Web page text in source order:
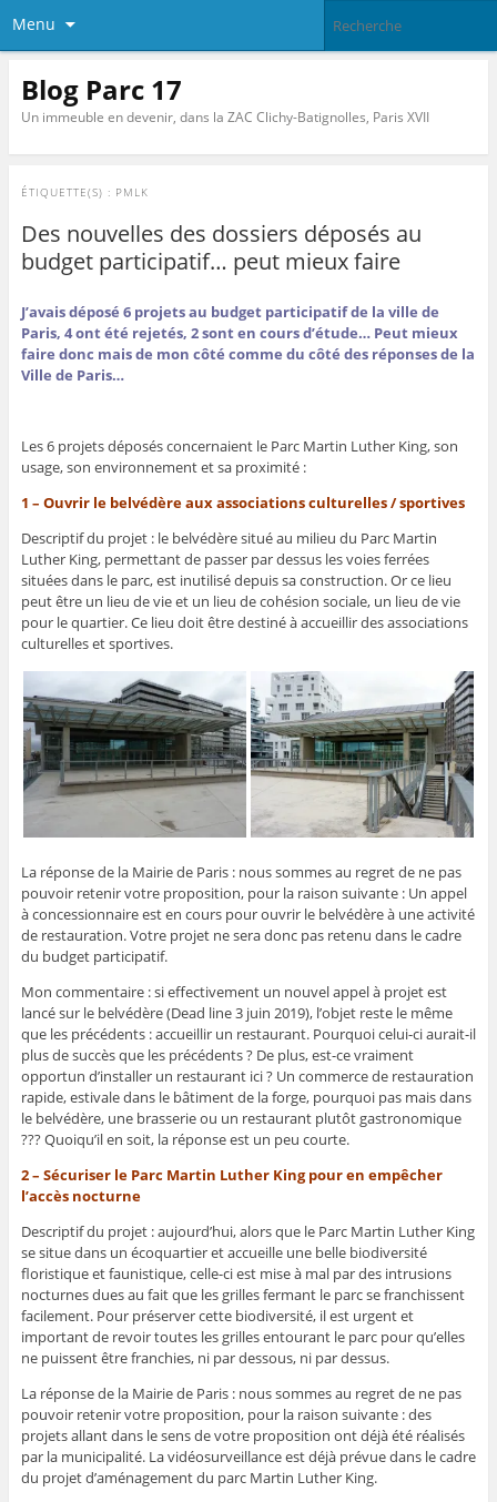
Menu
Blog Parc 17
Un immeuble en devenir, dans la ZAC Clichy-Batignolles, Paris XVII
ÉTIQUETTE(S) : PMLK
Des nouvelles des dossiers déposés au
budget participatif… peut mieux faire
J’avais déposé 6 projets au budget participatif de la ville de
Paris, 4 ont été rejetés, 2 sont en cours d’étude… Peut mieux
faire donc mais de mon côté comme du côté des réponses de la
Ville de Paris…
Les 6 projets déposés concernaient le Parc Martin Luther King, son
usage, son environnement et sa proximité :
1 – Ouvrir le belvédère aux associations culturelles / sportives
Descriptif du projet : le belvédère situé au milieu du Parc Martin
Luther King, permettant de passer par dessus les voies ferrées
situées dans le parc, est inutilisé depuis sa construction. Or ce lieu
peut être un lieu de vie et un lieu de cohésion sociale, un lieu de vie
pour le quartier. Ce lieu doit être destiné à accueillir des associations
culturelles et sportives.
La réponse de la Mairie de Paris : nous sommes au regret de ne pas
pouvoir retenir votre proposition, pour la raison suivante : Un appel
à concessionnaire est en cours pour ouvrir le belvédère à une activité
de restauration. Votre projet ne sera donc pas retenu dans le cadre
du budget participatif.
Mon commentaire : si effectivement un nouvel appel à projet est
lancé sur le belvédère (Dead line 3 juin 2019), l’objet reste le même
que les précédents : accueillir un restaurant. Pourquoi celui-ci aurait-il
plus de succès que les précédents ? De plus, est-ce vraiment
opportun d’installer un restaurant ici ? Un commerce de restauration
rapide, estivale dans le bâtiment de la forge, pourquoi pas mais dans
le belvédère, une brasserie ou un restaurant plutôt gastronomique
??? Quoiqu’il en soit, la réponse est un peu courte.
2 – Sécuriser le Parc Martin Luther King pour en empêcher
l’accès nocturne
Descriptif du projet : aujourd’hui, alors que le Parc Martin Luther King
se situe dans un écoquartier et accueille une belle biodiversité
floristique et faunistique, celle-ci est mise à mal par des intrusions
nocturnes dues au fait que les grilles fermant le parc se franchissent
facilement. Pour préserver cette biodiversité, il est urgent et
important de revoir toutes les grilles entourant le parc pour qu’elles
ne puissent être franchies, ni par dessous, ni par dessus.
La réponse de la Mairie de Paris : nous sommes au regret de ne pas
pouvoir retenir votre proposition, pour la raison suivante : des
projets allant dans le sens de votre proposition ont déjà été réalisés
par la municipalité. La vidéosurveillance est déjà prévue dans le cadre
du projet d’aménagement du parc Martin Luther King.